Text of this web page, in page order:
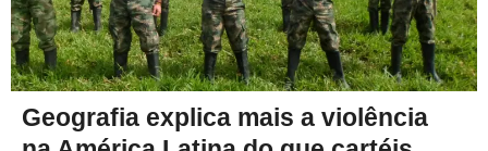
Geografia explica mais a violência